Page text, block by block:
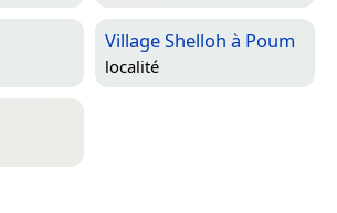
Village Shelloh à Poum
localité